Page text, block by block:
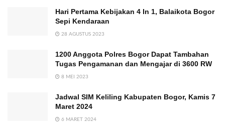
Hari Pertama Kebijakan 4 In 1, Balaikota Bogor
Sepi Kendaraan
28 AGUSTUS 2023
1200 Anggota Polres Bogor Dapat Tambahan
Tugas Pengamanan dan Mengajar di 3600 RW
8 MEI 2023
Jadwal SIM Keliling Kabupaten Bogor, Kamis 7
Maret 2024
6 MARET 2024